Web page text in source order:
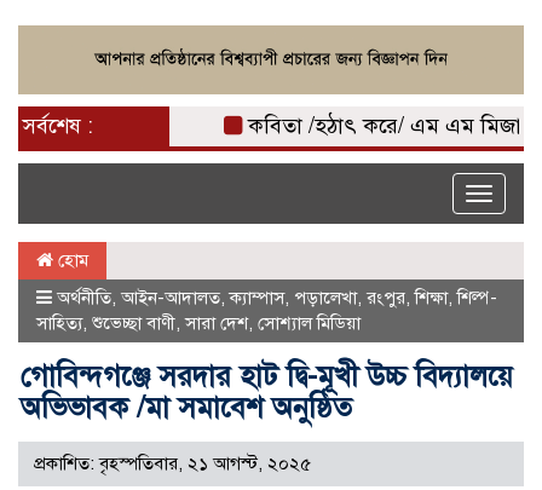
সর্বশেষ : কবিতা /হঠাৎ করে/ এম এম মিজান
Toggle
হোম
অর্থনীতি, আইন-আদালত,ক্যাম্পাস, পড়ালেখা, রংপুর,শিক্ষা,শিল্প-
সাহিত্য, শুভেচ্ছা বাণী,সারা দেশ, সোশ্যাল মিডিয়া
গোবিন্দগঞ্জে সরদার হাট দ্বি-মূখী উচ্চ বিদ্যালয়ে
অভিভাবক /মা সমাবেশ অনুষ্ঠিত
প্রকাশিত: বৃহস্পতিবার, ২১ আগস্ট, ২০২৫